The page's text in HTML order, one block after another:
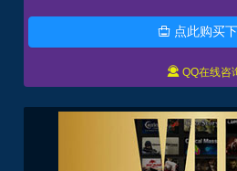
 点此购买
 QQ在线咨